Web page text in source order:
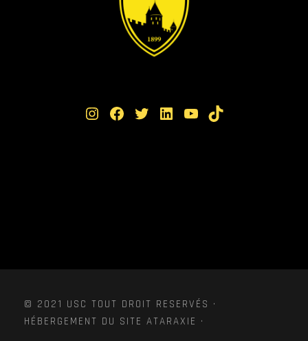
Instagram Facebook Twitter LinkedIn YouTube TikTok
© 2021 USC TOUT DROIT RESERVÉS ·
HÉBERGEMENT DU SITE ATARAXIE ·